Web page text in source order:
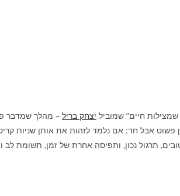
חיים” שמוביל יצחק בריל – מהלך שמדבר
פשוט אבל חד: אם נלמד לזהות את אותן שניות
תרגול נכון, ותפיסה אחרת של זמן, תשומת לב